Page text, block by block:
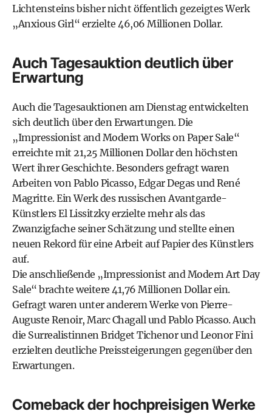
Lichtensteins bisher nicht öffentlich gezeigtes Werk
„Anxious Girl“ erzielte 46,06 Millionen Dollar.
Auch Tagesauktion deutlich über
Erwartung
Auch die Tagesauktionen am Dienstag entwickelten
sich deutlich über den Erwartungen. Die
„Impressionist and Modern Works on Paper Sale“
erreichte mit 21,25 Millionen Dollar den höchsten
Wert ihrer Geschichte. Besonders gefragt waren
Arbeiten von Pablo Picasso, Edgar Degas und René
Magritte. Ein Werk des russischen Avantgarde-
Künstlers El Lissitzky erzielte mehr als das
Zwanzigfache seiner Schätzung und stellte einen
neuen Rekord für eine Arbeit auf Papier des Künstlers
auf.
Die anschließende „Impressionist and Modern Art Day
Sale“ brachte weitere 41,76 Millionen Dollar ein.
Gefragt waren unter anderem Werke von Pierre-
Auguste Renoir, Marc Chagall und Pablo Picasso. Auch
die Surrealistinnen Bridget Tichenor und Leonor Fini
erzielten deutliche Preissteigerungen gegenüber den
Erwartungen.
Comeback der hochpreisigen Werke